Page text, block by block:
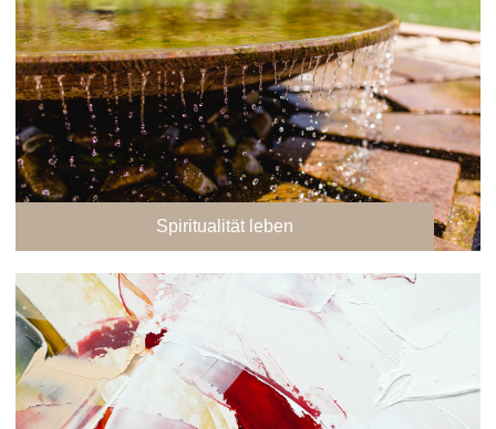
Spiritualität leben